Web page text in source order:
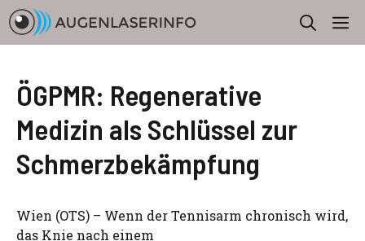
Zum
Inhalt
springen
ÖGPMR: Regenerative
Medizin als Schlüssel zur
Schmerzbekämpfung
Wien (OTS) – Wenn der Tennisarm chronisch wird,
das Knie nach einem